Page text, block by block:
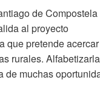
de
al proyecto
que pretende
rurales.
de muchas